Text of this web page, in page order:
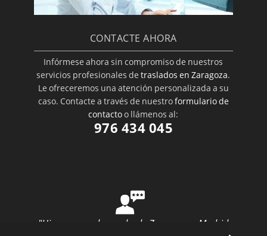
CONTACTE AHORA
Infórmese ahora sin compromiso de nuestros
servicios profesionales detraslados en Zaragoza.
Le ofreceremos una atención personalizada a su
caso. Contacte a través de nuestroformulario de
contactoo llámenos al:
976 434 045
"Hice una mudanza desde Zaragoza a Madrid